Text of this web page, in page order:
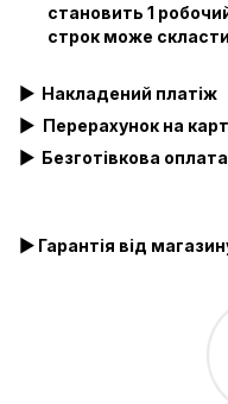
становить 1
строк може
▶ Накладений платіж
▶ Перерахунок на
▶ Безготівкова
▶ Гарантія від